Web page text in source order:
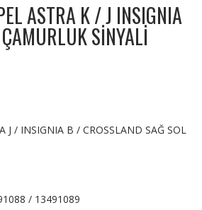
ASTRA K / J INSIGNIA
SİNYALİ
J / INSIGNIA B / CROSSLAND SAĞ SOL
/ 13491089